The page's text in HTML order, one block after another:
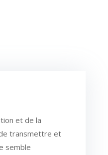
et de la
transmettre et
semble